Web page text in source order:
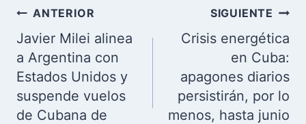
Navegación
de
entradas
ANTERIOR
Javier Milei alinea
a Argentina con
Estados Unidos y
suspende vuelos
de Cubana de
SIGUIENTE
Crisis energética
en Cuba:
apagones diarios
persistirán, por lo
menos, hasta junio